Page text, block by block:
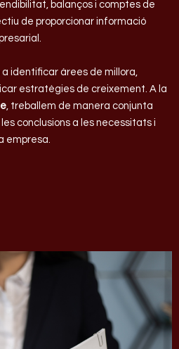
balanços i comptes de
de proporcionar informació
identificar àrees de millora,
estratègies de creixement. A la
, treballem de manera conjunta
conclusions a les necessitats i
empresa.